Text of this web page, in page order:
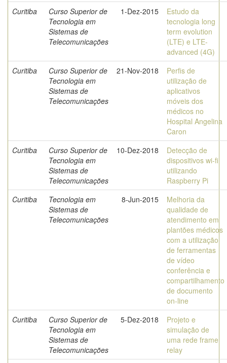
Curitiba
Curso Superior de
Tecnologia em
Sistemas de
Telecomunicações
1-Dez-2015
Estudo da
tecnologia long
term evolution
(LTE) e LTE-
advanced (4G)
Curitiba
Curso Superior de
Tecnologia em
Sistemas de
Telecomunicações
21-Nov-2018
Perfis de
utilização de
aplicativos
móveis dos
médicos no
Hospital Angelina
Caron
Curitiba
Curso Superior de
Tecnologia em
Sistemas de
Telecomunicações
10-Dez-2018
Detecção de
dispositivos wi-fi
utilizando
Raspberry Pi
Curitiba
Tecnologia em
Sistemas de
Telecomunicações
8-Jun-2015
Melhoria da
qualidade de
atendimento em
plantões médicos
com a utilização
de ferramentas
de vídeo
conferência e
compartilhamento
de documento
on-line
Curitiba
Curso Superior de
Tecnologia em
Sistemas de
Telecomunicações
5-Dez-2018
Projeto e
simulação de
uma rede frame
relay